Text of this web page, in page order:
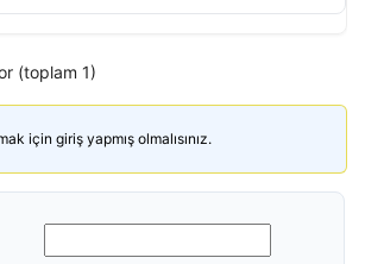
(toplam 1)
için giriş yapmış olmalısınız.